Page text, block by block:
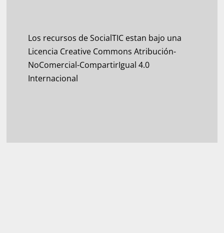
Los recursos de SocialTIC estan bajo una
Licencia Creative Commons Atribución-
NoComercial-CompartirIgual 4.0
Internacional